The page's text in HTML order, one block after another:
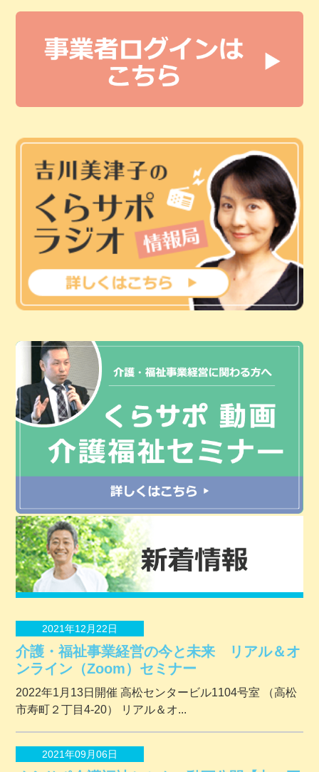
2021年12月22日
介護・福祉事業経営の今と未来 リアル＆オ
ンライン（Zoom）セミナー
2022年1月13日開催 ⾼松センタービル1104号室 （⾼松
市寿町２丁⽬4-20） リアル＆オ...
2021年09月06日